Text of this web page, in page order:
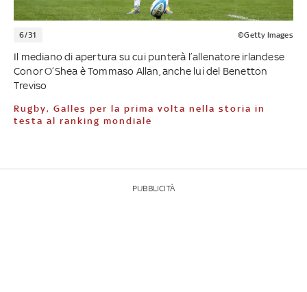
6/31 ©Getty Images
Il mediano di apertura su cui punterà l’allenatore irlandese
Conor O’Shea è Tommaso Allan, anche lui del Benetton
Treviso
Rugby, Galles per la prima volta nella storia in
testa al ranking mondiale
PUBBLICITÀ